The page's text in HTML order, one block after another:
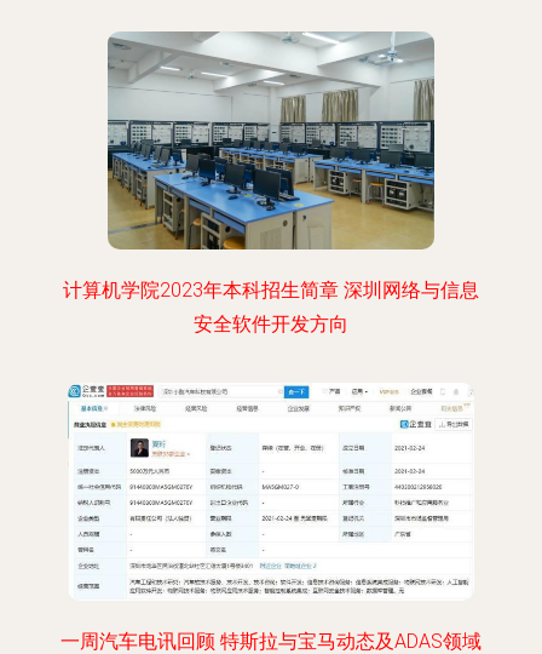
计算机学院2023年本科招生简章 深圳网络与信息
安全软件开发方向
一周汽车电讯回顾 特斯拉与宝马动态及ADAS领域